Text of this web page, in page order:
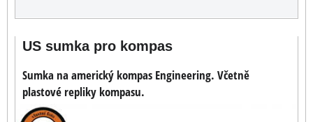
US sumka pro kompas
Sumka na americký kompas Engineering. Včetně
plastové repliky kompasu.